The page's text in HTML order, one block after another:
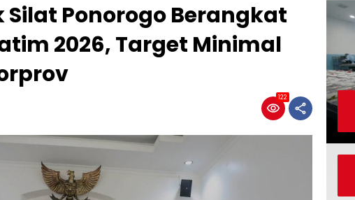
Silat Ponorogo Berangkat
2026, Target Minimal
122